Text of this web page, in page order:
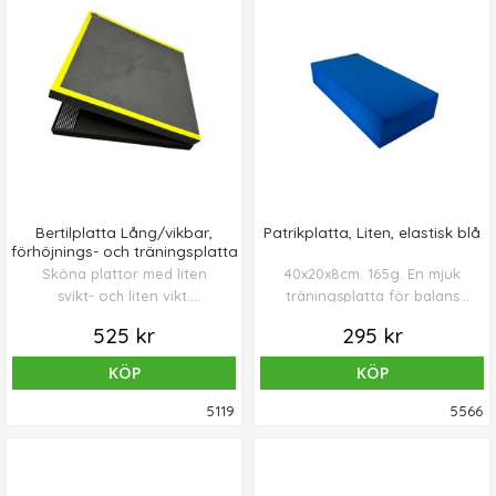
Bertilplatta Lång/vikbar,
förhöjnings- och träningsplatta
Sköna plattor med liten
svikt- och liten vikt.
Förhöjningsplatta. Ståplatta.
Balansplatta. Mått: 80x40x3
cm (ihopvikt 40x40x6cm).
525 kr
KÖP
5119
Patrikplatta, Liten, elastisk blå
40x20x8cm. 165g. En mjuk
träningsplatta för balans
muskler. Med dragapparat
ger den en avancerad
balans och fotträning.
Patrikplattorna är mycket
295 kr
KÖP
5566